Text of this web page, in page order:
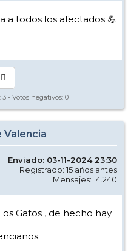
a todos los afectados 💪
3 - Votos negativos: 0
Valencia
Enviado: 03-11-2024 23:30
Registrado: 15 años antes
Mensajes: 14.240
Gatos , de hecho hay